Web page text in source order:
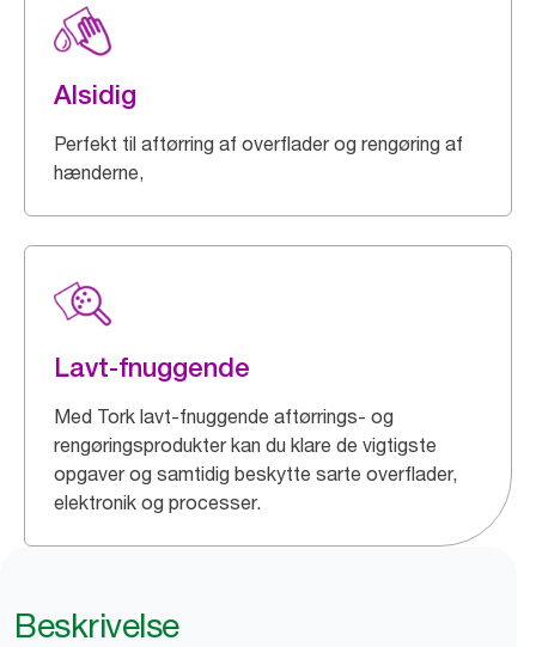
Alsidig
Perfekt til aftørring af overflader og rengøring af
hænderne,
Lavt-fnuggende
Med Tork lavt-fnuggende aftørrings- og
rengøringsprodukter kan du klare de vigtigste
opgaver og samtidig beskytte sarte overflader,
elektronik og processer.
Beskrivelse